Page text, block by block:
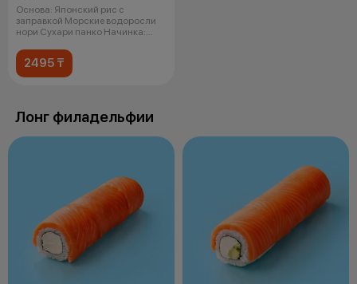
Основа: Японский рис с
заправкой Морские водоросли
нори Сухари панко Начинка:
2495 ₸
Лонг филадельфии